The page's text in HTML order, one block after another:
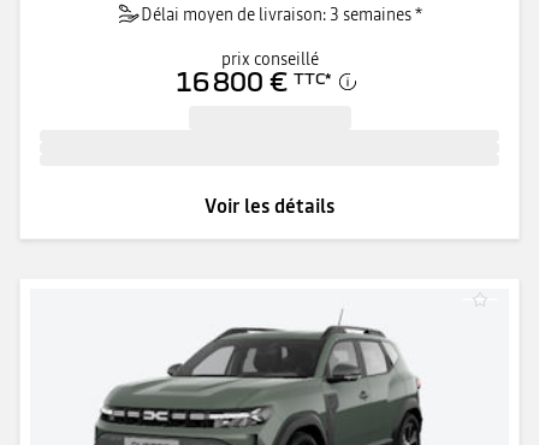
Délai moyen de livraison: 3 semaines *
prix conseillé
16 800 € TTC*
Voir les détails